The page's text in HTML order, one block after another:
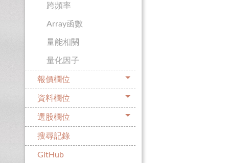
跨頻率
Array函數
量能相關
量化因子
報價欄位
資料欄位
選股欄位
搜尋記錄
GitHub